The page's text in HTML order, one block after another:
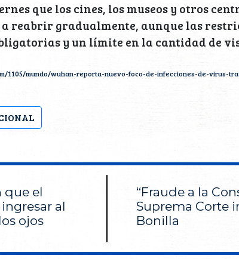
que los cines, los museos y otros
reabrir gradualmente, aunque las
y un límite en la cantidad de
1105/mundo/wuhan-reporta-nuevo-foco-de-infecciones-de-virus-
que el
al
ojos
“Fraude a la
Suprema Corte
Bonilla